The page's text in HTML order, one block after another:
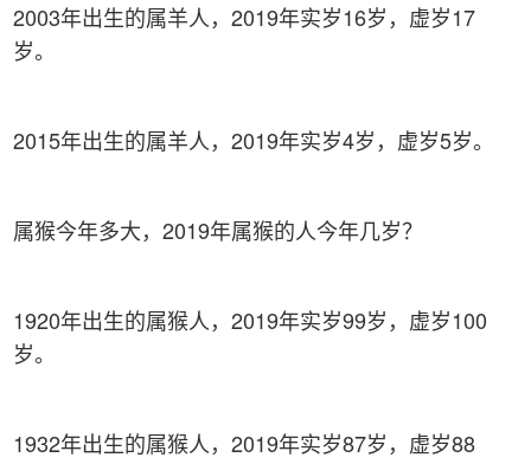
2003年出生的属羊人，2019年实岁16岁，虚岁17
岁。
2015年出生的属羊人，2019年实岁4岁，虚岁5岁。
属猴今年多大，2019年属猴的人今年几岁？
1920年出生的属猴人，2019年实岁99岁，虚岁100
岁。
1932年出生的属猴人，2019年实岁87岁，虚岁88